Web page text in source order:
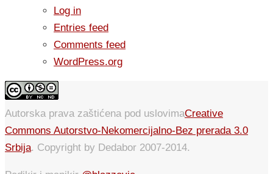
Log in
Entries feed
Comments feed
WordPress.org
Autorska prava zaštićena pod uslovimaCreative
Commons Autorstvo-Nekomercijalno-Bez prerada 3.0
Srbija. Copyright by Dedabor 2007-2014.